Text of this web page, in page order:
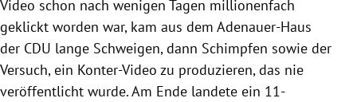
Video schon nach wenigen Tagen millionenfach
geklickt worden war, kam aus dem Adenauer-Haus
der CDU lange Schweigen, dann Schimpfen sowie der
Versuch, ein Konter-Video zu produzieren, das nie
veröffentlicht wurde. Am Ende landete ein 11-